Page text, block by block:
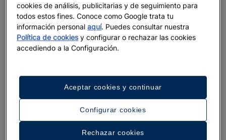
Un paseo por el hotel
cookies de análisis, publicitarias y de seguimiento para
todos estos fines. Conoce como Google trata tu
información personalaquí. Puedes consultar nuestra
Política de cookiesy configurar o rechazar las cookies
accediendo a la Configuración.
Configurar cookies
Rechazar cookies
Aceptar cookies y continuar